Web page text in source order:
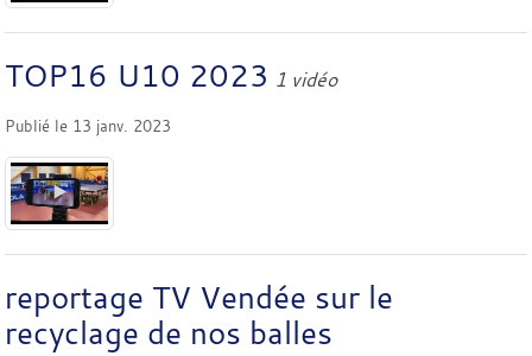
TOP16 U10 2023 1 vidéo
Publié le 13 janv. 2023
reportage TV Vendée sur le
recyclage de nos balles